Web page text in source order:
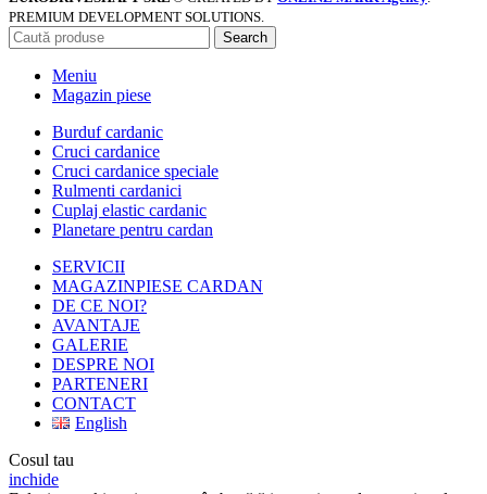
PREMIUM DEVELOPMENT SOLUTIONS.
Search
Meniu
Magazin piese
Burduf cardanic
Cruci cardanice
Cruci cardanice speciale
Rulmenti cardanici
Cuplaj elastic cardanic
Planetare pentru cardan
SERVICII
MAGAZINPIESE CARDAN
DE CE NOI?
AVANTAJE
GALERIE
DESPRE NOI
PARTENERI
CONTACT
English
Cosul tau
inchide